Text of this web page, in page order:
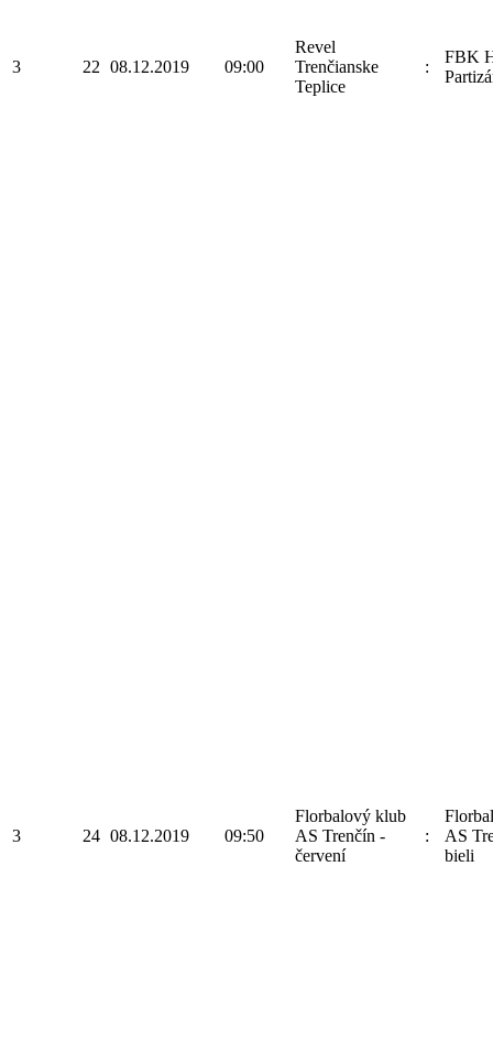
3 22 08.12.2019 09:00
Revel
Trenčianske
Teplice
:
FBK
3 24 08.12.2019 09:50
Florbalový klub
AS Trenčín -
červení
:
AS
bieli